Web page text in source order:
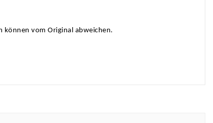
können vom Original abweichen.